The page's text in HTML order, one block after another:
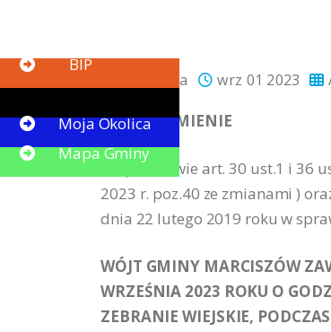
promocja wrz 01 2023
ZAWIADOMIENIE
Na podstawie art. 30 ust.1 i 36
2023 r. poz.40 ze zmianami )
dnia 22 lutego 2019 roku w
WÓJT GMINY MARCISZÓW
WRZEŚNIA 2023 ROKU O
ZEBRANIE WIEJSKIE,
Button
BIP
Button
Moja Okolica
Mapa Gminy